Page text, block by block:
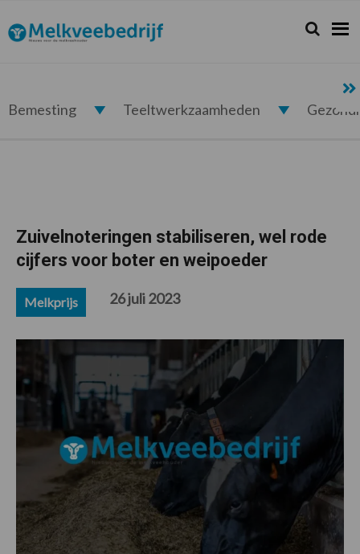
de
hoofdnavigatie
de
hoofd
de
eerste
de
voettekst
Melkveebedrijf.nl Zoeken...
Zoek
Bemesting Teeltwerkzaamheden
Zuivelnoteringen stabiliseren, wel rode
cijfers voor boter en weipoeder
Melkprijs 26 juli 2023